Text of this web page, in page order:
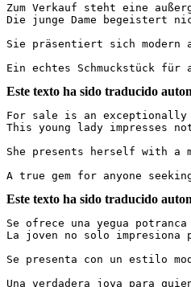
Zum Verkauf steht eine
Die junge Dame begeistert
Sie präsentiert sich modern
Ein echtes Schmuckstück
Este texto ha sido traducido
For sale is an
This young lady impresses
She presents herself with a
A true gem for anyone
Este texto ha sido traducido
Se ofrece una yegua
La joven no solo
Se presenta con un estilo
Una verdadera joya para